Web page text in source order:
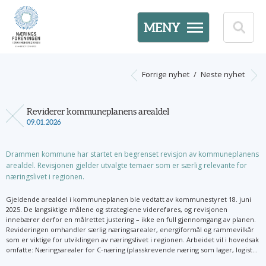
MENY
Neste nyhet
/
Forrige nyhet
Reviderer kommuneplanens arealdel
09.01.2026
Drammen kommune har startet en begrenset revisjon av kommuneplanens
arealdel. Revisjonen gjelder utvalgte temaer som er særlig relevante for
næringslivet i regionen.
Gjeldende arealdel i kommuneplanen ble vedtatt av kommunestyret 18. juni
2025. De langsiktige målene og strategiene videreføres, og revisjonen
innebærer derfor en målrettet justering – ikke en full gjennomgang av planen.
Revideringen omhandler særlig næringsarealer, energiformål og rammevilkår
som er viktige for utviklingen av næringslivet i regionen. Arbeidet vil i hovedsak
omfatte: Næringsarealer for C-næring (plasskrevende næring som lager, logist...